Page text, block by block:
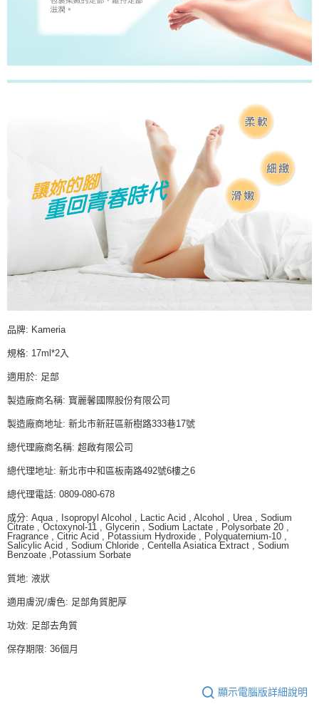
品牌: Kameria
規格: 17ml*2入
適用於: 足部
製造廠商名稱: 寳麗馨國際股份有限公司
製造廠商地址: 新北市新莊區新樹路333巷17號
總代理廠商名稱: 超啟有限公司
總代理地址: 新北巿中和區板南路492號6樓之6
總代理電話: 0809-080-678
成分: Aqua , Isopropyl Alcohol , Lactic Acid , Alcohol , Urea , Sodium
Citrate , Octoxynol-11 , Glycerin , Sodium Lactate , Polysorbate 20 ,
Fragrance , Citric Acid , Potassium Hydroxide , Polyquaternium-10 ,
Salicylic Acid , Sodium Chloride , Centella Asiatica Extract , Sodium
Benzoate ,Potassium Sorbate
質地: 液狀
適用膚況/膚色: 足部角質肥厚
功效: 足部去角質
保存期限: 36個月
顯示電腦版詳細說明